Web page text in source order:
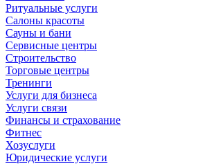
Ритуальные услуги
Салоны красоты
Сауны и бани
Сервисные центры
Строительство
Торговые центры
Тренинги
Услуги для бизнеса
Услуги связи
Финансы и страхование
Фитнес
Хозуслуги
Юридические услуги